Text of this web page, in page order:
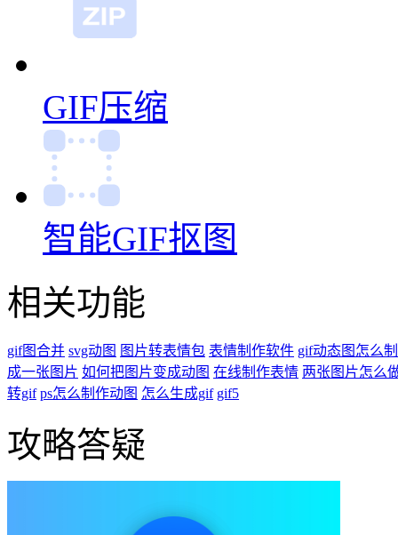
GIF压缩
智能GIF抠图
相关功能
gif图合并 svg动图 图片转表情包 表情制作软件 gif动态图怎么
成一张图片 如何把图片变成动图 在线制作表情 两张图片怎么
转gif ps怎么制作动图 怎么生成gif gif5
攻略答疑